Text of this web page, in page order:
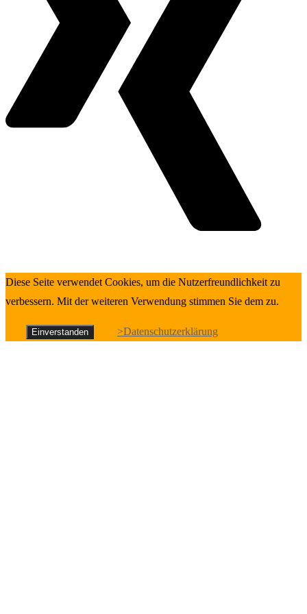
Diese Seite verwendet Cookies, um die Nutzerfreundlichkeit zu
verbessern. Mit der weiteren Verwendung stimmen Sie dem zu.
Einverstanden >Datenschutzerklärung